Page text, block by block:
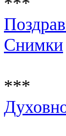
Снимки
***